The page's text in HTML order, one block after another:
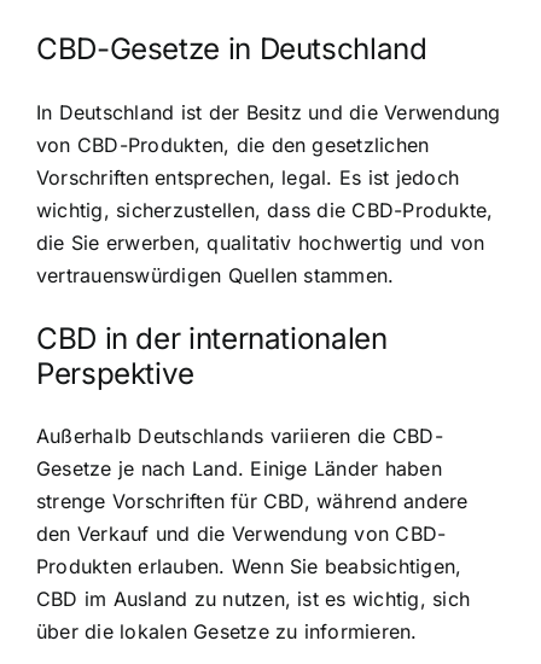
CBD-Gesetze in Deutschland
In Deutschland ist der Besitz und die Verwendung
von CBD-Produkten, die den gesetzlichen
Vorschriften entsprechen, legal. Es ist jedoch
wichtig, sicherzustellen, dass die CBD-Produkte,
die Sie erwerben, qualitativ hochwertig und von
vertrauenswürdigen Quellen stammen.
CBD in der internationalen
Perspektive
Außerhalb Deutschlands variieren die CBD-
Gesetze je nach Land. Einige Länder haben
strenge Vorschriften für CBD, während andere
den Verkauf und die Verwendung von CBD-
Produkten erlauben. Wenn Sie beabsichtigen,
CBD im Ausland zu nutzen, ist es wichtig, sich
über die lokalen Gesetze zu informieren.